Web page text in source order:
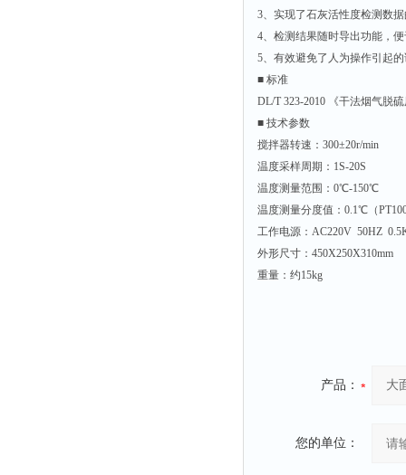
3、实现了石灰活性度检测数
4、检测结果随时导出功能，
5、有效避免了人为操作引起
■ 标准
DL/T 323-2010 《干法烟气脱
■ 技术参数
搅拌器转速：300±20r/min
温度采样周期：1S-20S
温度测量范围：0℃-150℃
温度测量分度值：0.1℃（
工作电源：AC220V 50HZ
外形尺寸：450X250X310mm
重量：约15kg
产品：
您的单位：